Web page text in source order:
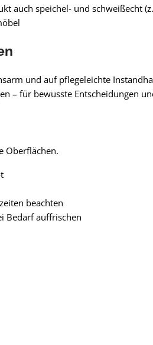
auch speichel- und schweißecht
und auf pflegeleichte
– für bewusste Entscheidungen
Oberflächen.
beachten
Bedarf auffrischen